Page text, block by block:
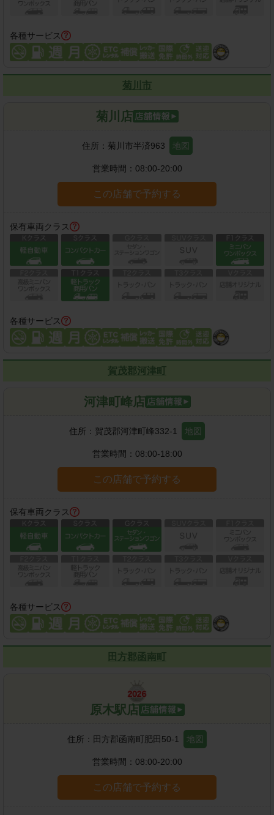
各種サービス
菊川市
菊川店
住所： 菊川市半済963 地図
営業時間： 08:00-20:00
この店舗で予約する
保有車両クラス
各種サービス
賀茂郡河津町
河津町峰店
住所： 賀茂郡河津町峰332-1 地図
営業時間： 08:00-18:00
この店舗で予約する
保有車両クラス
各種サービス
田方郡函南町
原木駅店
住所： 田方郡函南町肥田50-1 地図
営業時間： 08:00-20:00
この店舗で予約する